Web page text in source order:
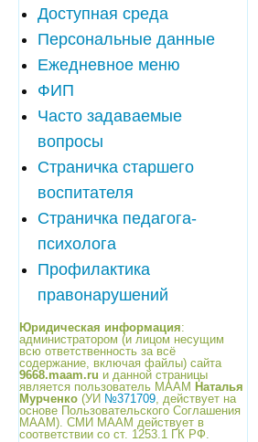
Доступная среда
Персональные данные
Ежедневное меню
ФИП
Часто задаваемые
вопросы
Страничка старшего
воспитателя
Страничка педагога-
психолога
Профилактика
правонарушений
Юридическая информация:
администратором (и лицом несущим
всю ответственность за всё
содержание, включая файлы) сайта
9668.maam.ru и данной страницы
является пользователь МААМ Наталья
Мурченко (УИ №371709, действует на
основе Пользовательского Соглашения
МААМ). СМИ МААМ действует в
соответствии со ст. 1253.1 ГК РФ.